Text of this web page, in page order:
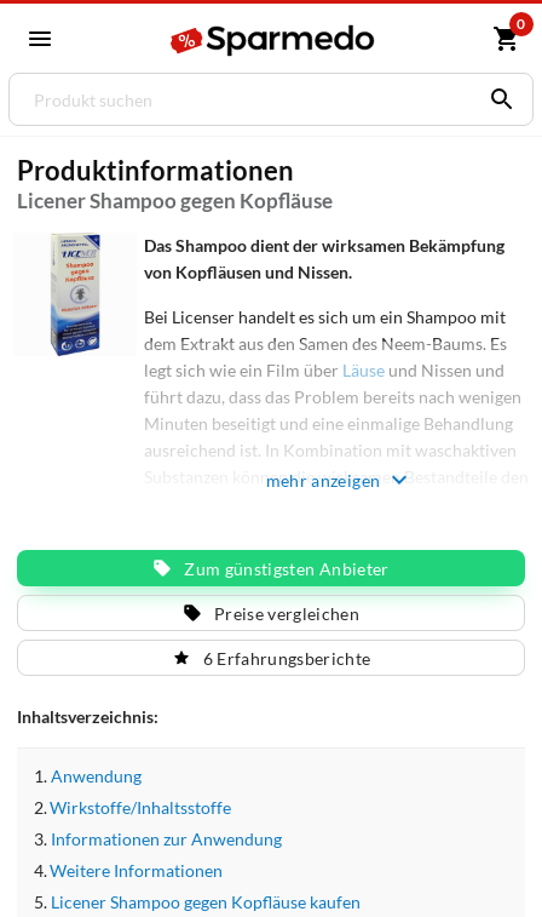
0
Produktinformationen
Licener Shampoo gegen Kopfläuse
Das Shampoo dient der wirksamen Bekämpfung
von Kopfläusen und Nissen.
Bei Licenser handelt es sich um ein Shampoo mit
dem Extrakt aus den Samen des Neem-Baums. Es
legt sich wie ein Film über Läuseund Nissen und
führt dazu, dass das Problem bereits nach wenigen
Minuten beseitigt und eine einmalige Behandlung
ausreichend ist. In Kombination mit waschaktiven
Substanzen können die wirksamen Bestandteile den
blockieren.
Nach 10 Minuten ist ein Wirkeintritt zu erwarten.
Die Läuse ersticken, die Läuseeier trocknen aus und
sterben ab. Angewendet wird das Shampoo im
trockenen Haar. Nasses Haar würde den Wirkstoff
zu stark verdünnen.
mehr anzeigen
Zum günstigsten Anbieter
Preise vergleichen
6 Erfahrungsberichte
Inhaltsverzeichnis:
Anwendung
Wirkstoffe/Inhaltsstoffe
Informationen zur Anwendung
Weitere Informationen
Licener Shampoo gegen Kopfläuse kaufen